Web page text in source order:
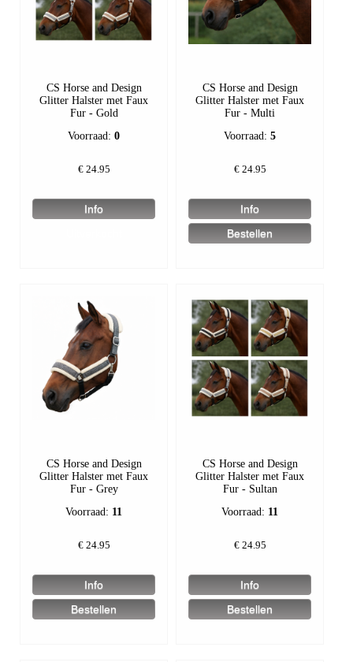
CS Horse and Design
Glitter Halster met Faux
Fur - Gold
Voorraad:0
€ 24.95
CS Horse and Design
Glitter Halster met Faux
Fur - Multi
Voorraad:5
€ 24.95
CS Horse and Design
Glitter Halster met Faux
Fur - Grey
Voorraad: 11
€ 24.95
CS Horse and Design
Glitter Halster met Faux
Fur - Sultan
Voorraad: 11
€ 24.95